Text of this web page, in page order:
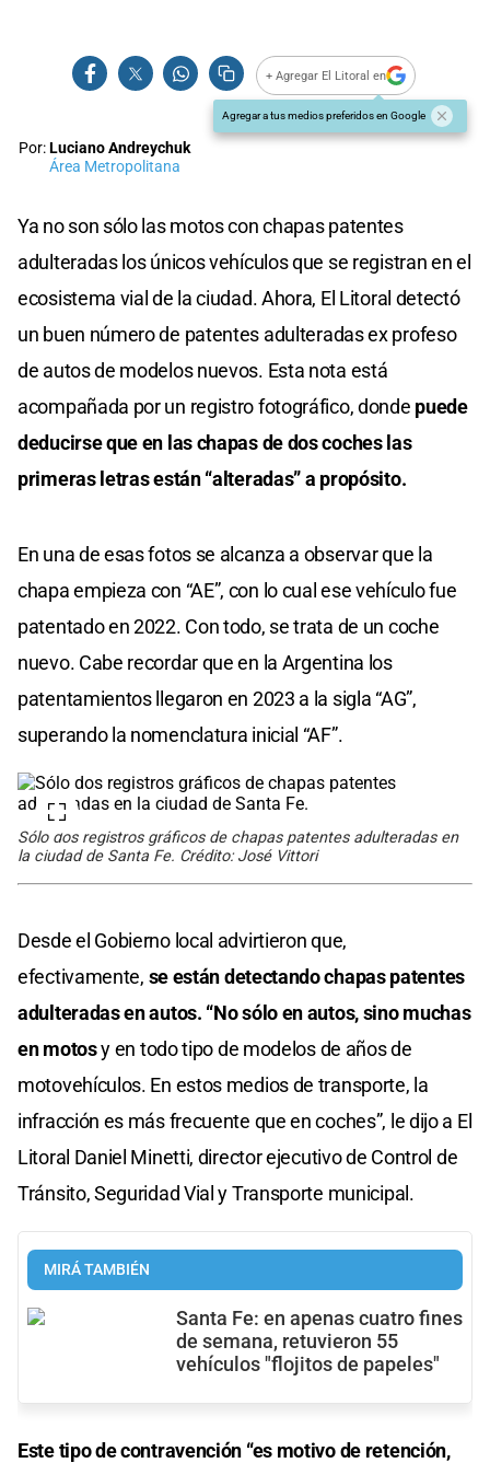
+ Agregar El Litoral en
Agregar a tus medios preferidos en Google
Por:Luciano Andreychuk
Área Metropolitana
Ya no son sólo las motos con chapas patentes
adulteradas los únicos vehículos que se registran en el
ecosistema vial de la ciudad. Ahora, El Litoral detectó
un buen número de patentes adulteradas ex profeso
de autos de modelos nuevos. Esta nota está
acompañada por un registro fotográfico, donde puede
deducirse que en las chapas de dos coches las
primeras letras están “alteradas” a propósito.
En una de esas fotos se alcanza a observar que la
chapa empieza con “AE”, con lo cual ese vehículo fue
patentado en 2022. Con todo, se trata de un coche
nuevo. Cabe recordar que en la Argentina los
patentamientos llegaron en 2023 a la sigla “AG”,
superando la nomenclatura inicial “AF”.
Sólo dos registros gráficos de chapas patentes adulteradas en
la ciudad de Santa Fe. Crédito: José Vittori
Desde el Gobierno local advirtieron que,
efectivamente, se están detectando chapas patentes
adulteradas en autos. “No sólo en autos, sino muchas
en motosy en todo tipo de modelos de años de
motovehículos. En estos medios de transporte, la
infracción es más frecuente que en coches”, le dijo a El
Litoral Daniel Minetti, director ejecutivo de Control de
Tránsito, Seguridad Vial y Transporte municipal.
MIRÁ TAMBIÉN
Santa Fe: en apenas cuatro fines
de semana, retuvieron 55
vehículos "flojitos de papeles"
Este tipo de contravención “es motivo de retención,